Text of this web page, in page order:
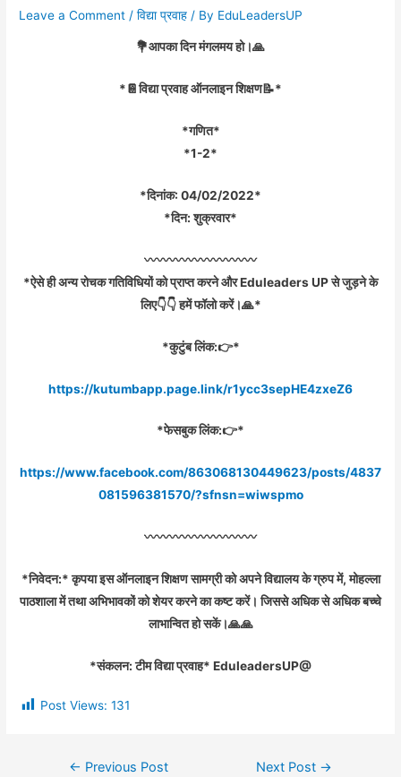
Leave a Comment /विद्या प्रवाह / By EduLeadersUP
💐आपका दिन मंगलमय हो।🙏
*📔विद्या प्रवाह ऑनलाइन शिक्षण📝*
*गणित*
*1-2*
*दिनांक: 04/02/2022*
*दिन: शुक्रवार*
〰️〰️〰️〰️〰️〰️〰️〰️〰️
*ऐसे ही अन्य रोचक गतिविधियों को प्राप्त करने और Eduleaders UP से जुड़ने के
लिए👇👇 हमें फॉलो करें।🙏*
*कुटुंब लिंक:👉*
https://kutumbapp.page.link/r1ycc3sepHE4zxeZ6
*फेसबुक लिंक:👉*
https://www.facebook.com/863068130449623/posts/4837
081596381570/?sfnsn=wiwspmo
〰️〰️〰️〰️〰️〰️〰️〰️〰️
*निवेदन:* कृपया इस ऑनलाइन शिक्षण सामग्री को अपने विद्यालय के ग्रुप में, मोहल्ला
पाठशाला में तथा अभिभावकों को शेयर करने का कष्ट करें। जिससे अधिक से अधिक बच्चे
लाभान्वित हो सकें।🙏🙏
*संकलन: टीम विद्या प्रवाह* EduleadersUP@
Post Views: 131
← Previous Post Next Post →